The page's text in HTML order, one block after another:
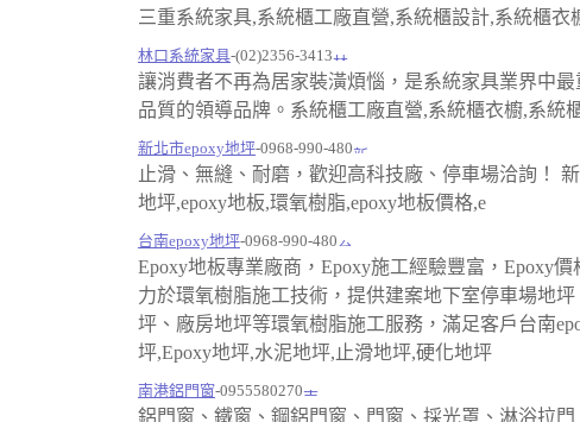
三重系統家具,系統櫃工廠直營,系統櫃設計,系統櫃衣
林口系統家具-(02)2356-3413
讓消費者不再為居家裝潢煩惱，是系統家具業界中最
品質的領導品牌。系統櫃工廠直營,系統櫃衣櫥,系統
新北市epoxy地坪-0968-990-480
止滑、無縫、耐磨，歡迎高科技廠、停車場洽詢！
地坪,epoxy地板,環氧樹脂,epoxy地板價格,e
台南epoxy地坪-0968-990-480
Epoxy地板專業廠商，Epoxy施工經驗豐富，Epoxy價
力於環氧樹脂施工技術，提供建案地下室停車場地
坪、廠房地坪等環氧樹脂施工服務，滿足客戶台南
坪,Epoxy地坪,水泥地坪,止滑地坪,硬化地坪
南港鋁門窗-0955580270
鋁門窗、鐵窗、鋼鋁門窗、門窗、採光罩、淋浴拉門